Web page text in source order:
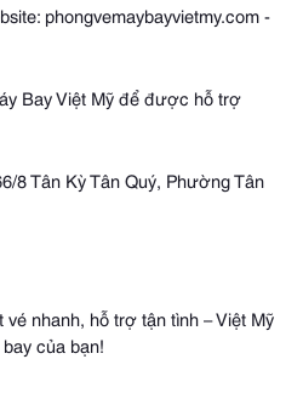
phongvemaybayvietmy.com -
Bay Việt Mỹ để được hỗ trợ
8 Tân Kỳ Tân Quý, Phường Tân
nhanh, hỗ trợ tận tình – Việt Mỹ
của bạn!